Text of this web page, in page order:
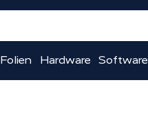
Folien Hardware Software